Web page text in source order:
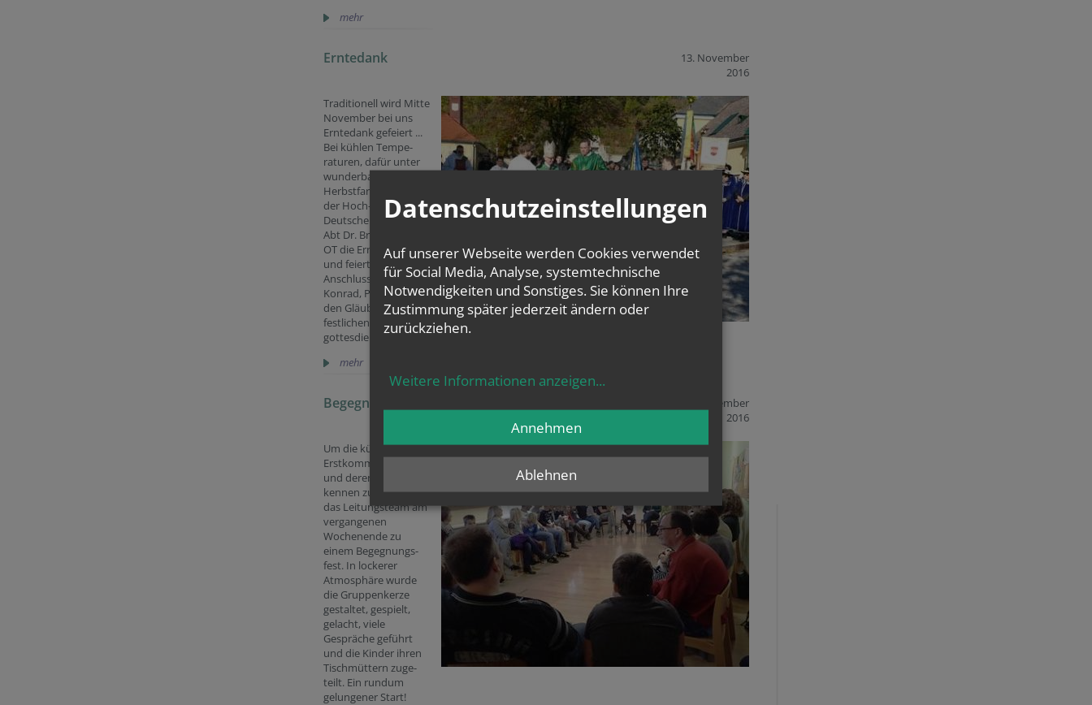
mehr
Erntedank
13. November
2016
Traditionell wird Mitte
November bei uns
Erntedank gefeiert ...
Bei kühlen Tempe-
raturen, dafür unter
wunderbaren
Herbstfarben, segnete
der Hoch-meister des
Deutschen Ordens,
Abt Dr. Bruno Platter
OT die Erntegaben
und feierte im
Anschluss mit P.
Konrad, P. Frank und
den Gläubigen den
festlichen Dank-
gottesdienst.
mehr
Begegnungsfest
12. November
2016
Um die künftigen
Erstkommunionkinder
und deren Eltern
kennen zu lernen, lud
das Leitungsteam am
vergangenen
Wochenende zu
einem Begegnungs-
fest. In lockerer
Atmosphäre wurde
die Gruppenkerze
gestaltet, gespielt,
gelacht, viele
Gespräche geführt
und die Kinder ihren
Tischmüttern zuge-
teilt. Ein rundum
gelungener Start!
Datenschutzeinstellungen
Auf unserer Webseite werden Cookies verwendet
für Social Media, Analyse, systemtechnische
Notwendigkeiten und Sonstiges. Sie können Ihre
Zustimmung später jederzeit ändern oder
zurückziehen.
Weitere Informationen anzeigen...
Ablehnen
Annehmen